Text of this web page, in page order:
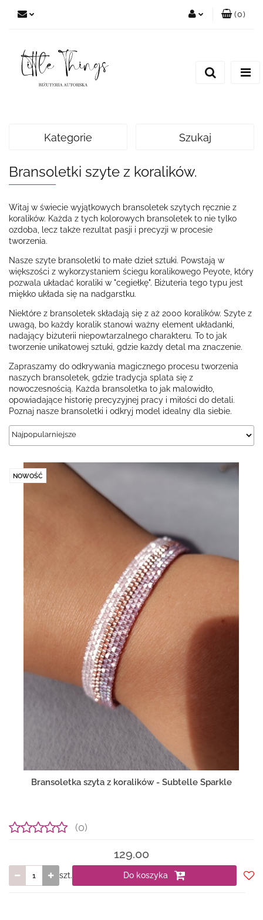
(0)
Kategorie Szukaj
Bransoletki szyte z koralików.
Witaj w świecie wyjątkowych bransoletek szytych ręcznie z
koralików. Każda z tych kolorowych bransoletek to nie tylko
ozdoba, lecz także rezultat pasji i precyzji w procesie
tworzenia.
Nasze szyte bransoletki to małe dzieł sztuki. Powstają w
większości z wykorzystaniem ściegu koralikowego Peyote, który
pozwala układać koraliki w "cegiełkę". Biżuteria tego typu jest
miękko układa się na nadgarstku.
Niektóre z bransoletek składają się z aż 2000 koralików. Szyte z
uwagą, bo każdy koralik stanowi ważny element układanki,
nadający biżuterii niepowtarzalnego charakteru. To to jak
tworzenie unikatowej sztuki, gdzie każdy detal ma znaczenie.
Zapraszamy do odkrywania magicznego procesu tworzenia
naszych bransoletek, gdzie tradycja splata się z
nowoczesnością. Każda bransoletka to jak malowidło,
opowiadające historię precyzyjnej pracy i miłości do detali.
Poznaj nasze bransoletki i odkryj model idealny dla siebie.
NOWOŚĆ
Bransoletka szyta z koralików - Subtelle Sparkle
(0)
129.00
szt. Do koszyka